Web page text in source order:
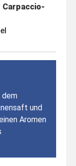
Carpaccio-
dem
und
Aromen